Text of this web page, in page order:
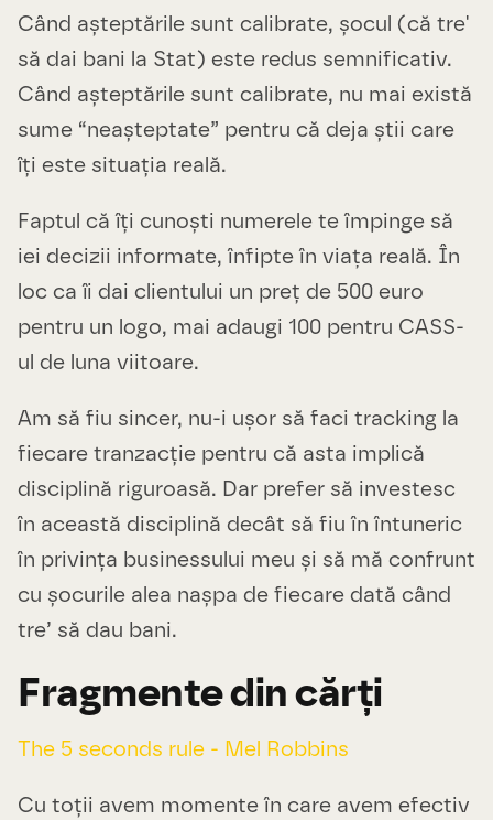
Când așteptările sunt calibrate, șocul (că tre'
să dai bani la Stat) este redus semnificativ.
Când așteptările sunt calibrate, nu mai există
sume “neașteptate” pentru că deja știi care
îți este situația reală.
Faptul că îți cunoști numerele te împinge să
iei decizii informate, înfipte în viața reală. În
loc ca îi dai clientului un preț de 500 euro
pentru un logo, mai adaugi 100 pentru CASS-
ul de luna viitoare.
Am să fiu sincer, nu-i ușor să faci tracking la
fiecare tranzacție pentru că asta implică
disciplină riguroasă. Dar prefer să investesc
în această disciplină decât să fiu în întuneric
în privința businessului meu și să mă confrunt
cu șocurile alea nașpa de fiecare dată când
tre’ să dau bani.
Fragmente din cărți
The 5 seconds rule - Mel Robbins
Cu toții avem momente în care avem efectiv